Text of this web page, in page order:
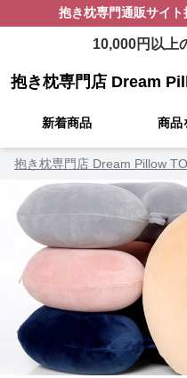
抱き枕専門通販サイト
10,000円以上
抱き枕専門店 Dream
新着商品 商品
抱き枕専門店 Dream Pillow